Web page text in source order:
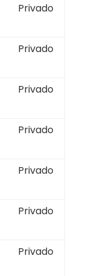
Privado
Privado
Privado
Privado
Privado
Privado
Privado